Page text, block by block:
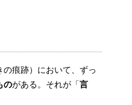
痕跡）において、ずっ
のがある。それが「言